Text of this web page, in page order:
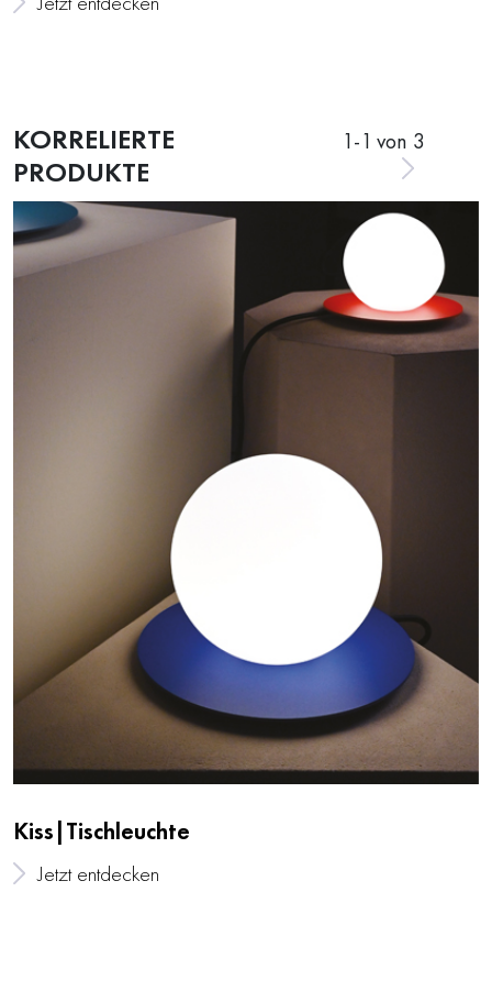
KORRELIERTE
PRODUKTE
1-1 von 3
Kiss|Tischleuchte
Jetzt entdecken